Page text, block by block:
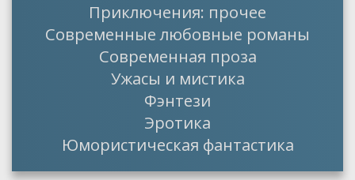
Приключения: прочее
Современные любовные романы
Современная проза
Ужасы и мистика
Фэнтези
Эротика
Юмористическая фантастика